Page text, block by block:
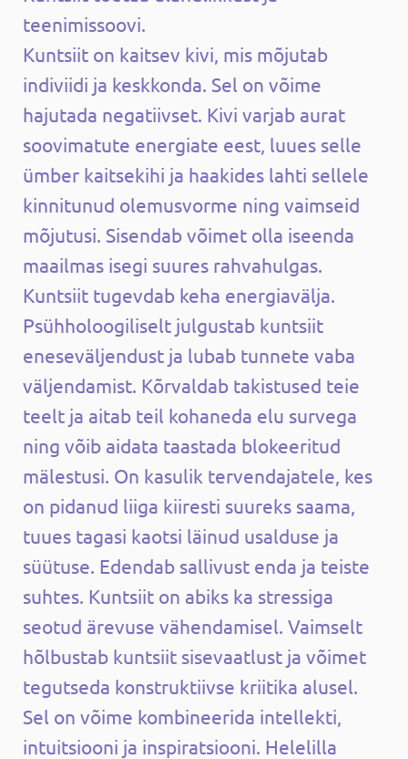
teenimissoovi.
Kuntsiit on kaitsev kivi, mis mõjutab
indiviidi ja keskkonda. Sel on võime
hajutada negatiivset. Kivi varjab aurat
soovimatute energiate eest, luues selle
ümber kaitsekihi ja haakides lahti sellele
kinnitunud olemusvorme ning vaimseid
mõjutusi. Sisendab võimet olla iseenda
maailmas isegi suures rahvahulgas.
Kuntsiit tugevdab keha energiavälja.
Psühholoogiliselt julgustab kuntsiit
eneseväljendust ja lubab tunnete vaba
väljendamist. Kõrvaldab takistused teie
teelt ja aitab teil kohaneda elu survega
ning võib aidata taastada blokeeritud
mälestusi. On kasulik tervendajatele, kes
on pidanud liiga kiiresti suureks saama,
tuues tagasi kaotsi läinud usalduse ja
süütuse. Edendab sallivust enda ja teiste
suhtes. Kuntsiit on abiks ka stressiga
seotud ärevuse vähendamisel. Vaimselt
hõlbustab kuntsiit sisevaatlust ja võimet
tegutseda konstruktiivse kriitika alusel.
Sel on võime kombineerida intellekti,
intuitsiooni ja inspiratsiooni. Helelilla